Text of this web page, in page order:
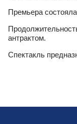
Премьера
антрактом.
Спектакль